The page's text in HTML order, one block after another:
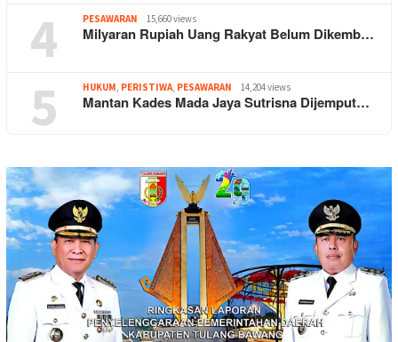
4 PESAWARAN 15,660 views
Milyaran Rupiah Uang Rakyat Belum Dikemb…
5 HUKUM, PERISTIWA, PESAWARAN 14,204 views
Mantan Kades Mada Jaya Sutrisna Dijemput…